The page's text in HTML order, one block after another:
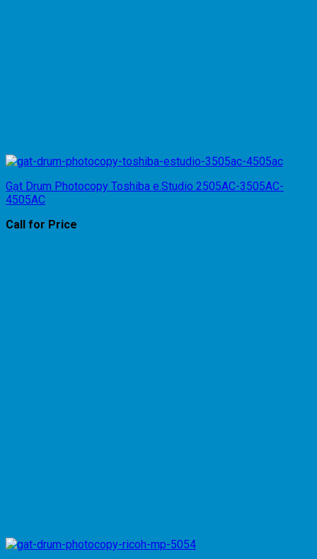
Gạt Drum Photocopy Toshiba e.Studio 2505AC-3505AC-
4505AC
Call for Price